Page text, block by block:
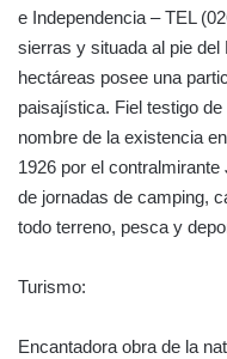
e Independencia – TEL
sierras y situada al pie
hectáreas posee una
paisajística. Fiel testigo
nombre de la existencia
1926 por el
de jornadas de camping,
todo terreno, pesca y
Turismo:
Encantadora obra de la